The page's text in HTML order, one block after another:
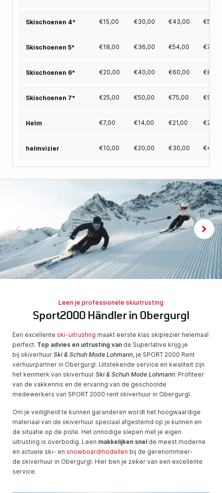
Skischoenen 4* €15,00 €30,00 €43,00 €
Skischoenen 5* €18,00 €36,00 €54,00 €
Skischoenen 6* €20,00 €40,00 €60,00 €
Skischoenen 7* €25,00 €50,00 €75,00 €
Helm €7,00 €14,00 €21,00 €
helmvizier €10,00 €20,00 €30,00 €
Leen je professionele skiuitrusting
Sport2000 Händler in Obergurgl
Een excellente ski-uitrusting maakt eerste klas skiplezier helemaal
perfect. Top advies en uitrusting van de Superlative krijg je
bij skiverhuur Ski & Schuh Mode Lohmann, je SPORT 2000 Rent
verhuurpartner in Obergurgl. Uitstekende service en kwaliteit zijn
het kenmerk van skiverhuur Ski & Schuh Mode Lohmann. Profiteer
van de vakkennis en de ervaring van de geschoolde
medewerkers van SPORT 2000 rent skiverhuur in Obergurgl.
Om je veiligheid te kunnen garanderen wordt het hoog­waar­dige
materiaal van de skiverhuur speciaal afgestemd op je kunnen en
de situatie op de piste. Het onnodige slepen met je eigen
uitrusting is overbodig. Leen makkelijken snel de meest moderne
en actuele ski- en snowboardmodellen bij de gerenom­meer­
de skiverhuur in Obergurgl. Hier ben je zeker van een excellente
service.